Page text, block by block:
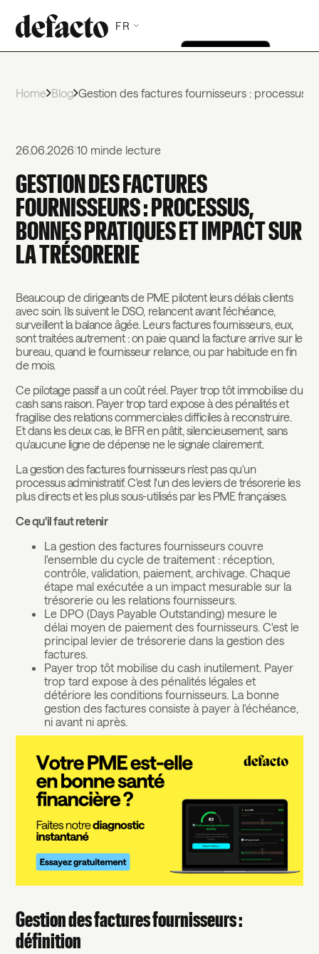
FR
Home Blog Gestion des factures fournisseurs : processus,
26.06.2026 |10 minde lecture
GESTION DES FACTURES
FOURNISSEURS : PROCESSUS,
BONNES PRATIQUES ET IMPACT SUR
LA TRÉSORERIE
Beaucoup de dirigeants de PME pilotent leurs délais clients
avec soin. Ils suivent le DSO, relancent avant l'échéance,
surveillent la balance âgée. Leurs factures fournisseurs, eux,
sont traitées autrement : on paie quand la facture arrive sur le
bureau, quand le fournisseur relance, ou par habitude en fin
de mois.
Ce pilotage passif a un coût réel. Payer trop tôt immobilise du
cash sans raison. Payer trop tard expose à des pénalités et
fragilise des relations commerciales difficiles à reconstruire.
Et dans les deux cas, le BFR en pâtit, silencieusement, sans
qu'aucune ligne de dépense ne le signale clairement.
La gestion des factures fournisseurs n'est pas qu'un
processus administratif. C'est l'un des leviers de trésorerie les
plus directs et les plus sous-utilisés par les PME françaises.
Ce qu'il faut retenir
La gestion des factures fournisseurs couvre
l'ensemble du cycle de traitement : réception,
contrôle, validation, paiement, archivage. Chaque
étape mal exécutée a un impact mesurable sur la
trésorerie ou les relations fournisseurs.
Le DPO (Days Payable Outstanding) mesure le
délai moyen de paiement des fournisseurs. C'est le
principal levier de trésorerie dans la gestion des
factures.
Payer trop tôt mobilise du cash inutilement. Payer
trop tard expose à des pénalités légales et
détériore les conditions fournisseurs. La bonne
gestion des factures consiste à payer à l'échéance,
ni avant ni après.
Gestion des factures fournisseurs :
définition